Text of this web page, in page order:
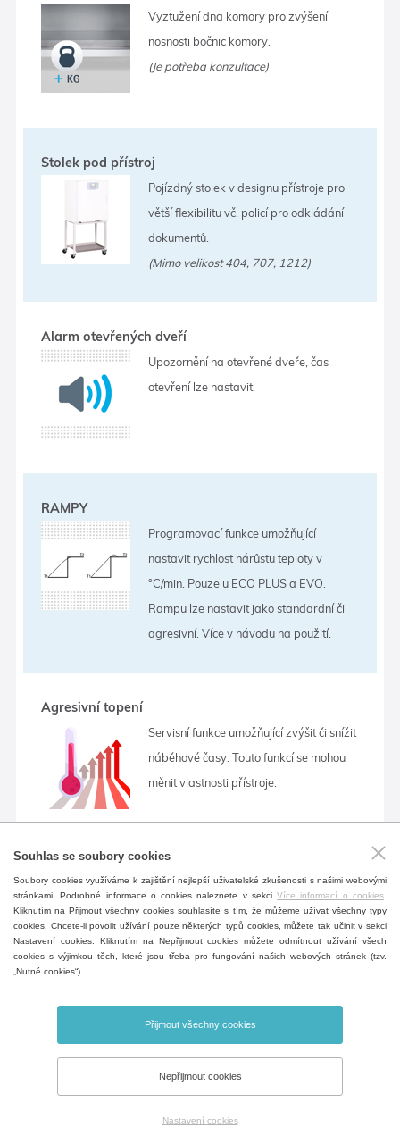
Vyztužení dna komory pro zvýšení
nosnosti bočnic komory.
(Je potřeba konzultace)
Stolek pod přístroj
Pojízdný stolek v designu přístroje pro
větší flexibilitu vč. policí pro odkládání
dokumentů.
(Mimo velikost 404, 707, 1212)
Alarm otevřených dveří
Upozornění na otevřené dveře, čas
otevření lze nastavit.
RAMPY
Programovací funkce umožňující
nastavit rychlost nárůstu teploty v
°C/min. Pouze u ECO PLUS a EVO.
Rampu lze nastavit jako standardní či
agresivní. Více v návodu na použití.
Agresivní topení
Servisní funkce umožňující zvýšit či snížit
náběhové časy. Touto funkcí se mohou
měnit vlastnosti přístroje.
Vnitřní zásuvka max. 100 °C (230 V, jištění 3 A,
IP67)
Programovatelná voděodolná zásuvka
uvnitř komory pro připojení spotřebičů.
Souhlas se soubory cookies
Soubory cookies využíváme k zajištění nejlepší uživatelské zkušenosti s našimi webovými
stránkami. Podrobné informace o cookies naleznete v sekciVíce informací o cookies
Kliknutím na Přijmout všechny cookies souhlasíte s tím, že můžeme užívat všechny typy
cookies. Chcete-li povolit užívání pouze některých typů cookies, můžete tak učinit v sekci
Nastavení cookies. Kliknutím na Nepřijmout cookies můžete odmítnout užívání všech
cookies s výjimkou těch, které jsou třeba pro fungování našich webových stránek (tzv.
„Nutné cookies“).
Přijmout všechny cookies
Nepřijmout cookies
Nastavení cookies